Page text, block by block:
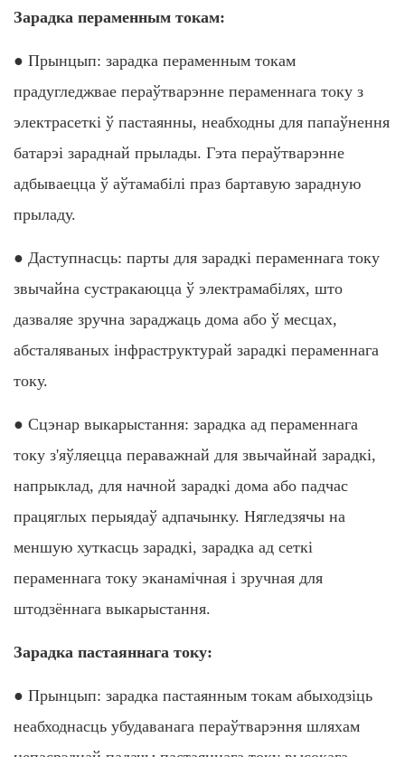
Зарадка пераменным токам:
● Прынцып: зарадка пераменным токам
прадугледжвае пераўтварэнне пераменнага току з
электрасеткі ў пастаянны, неабходны для папаўнення
батарэі зараднай прылады. Гэта пераўтварэнне
адбываецца ў аўтамабілі праз бартавую зарадную
прыладу.
● Даступнасць: парты для зарадкі пераменнага току
звычайна сустракаюцца ў электрамабілях, што
дазваляе зручна зараджаць дома або ў месцах,
абсталяваных інфраструктурай зарадкі пераменнага
току.
● Сцэнар выкарыстання: зарадка ад пераменнага
току з'яўляецца пераважнай для звычайнай зарадкі,
напрыклад, для начной зарадкі дома або падчас
працяглых перыядаў адпачынку. Нягледзячы на ​​
меншую хуткасць зарадкі, зарадка ад сеткі
пераменнага току эканамічная і зручная для
штодзённага выкарыстання.
Зарадка пастаяннага току:
● Прынцып: зарадка пастаянным токам абыходзіць
неабходнасць убудаванага пераўтварэння шляхам